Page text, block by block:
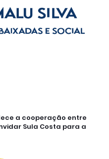
a cooperação entre
Sula Costa para a